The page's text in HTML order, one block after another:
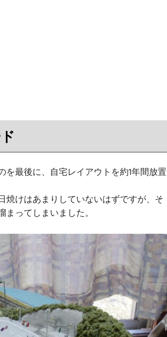
最後に、自宅レイアウトを約1年間放置
焼けはあまりしていないはずですが、そ
まってしまいました。